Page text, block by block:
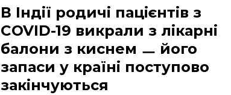
В Індії родичі пацієнтів з
COVID-19 викрали з лікарні
балони з киснем ㅡ його
запаси у країні поступово
закінчуються